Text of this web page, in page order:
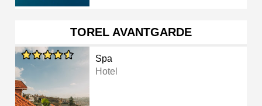
TOREL AVANTGARDE
Spa
Hotel